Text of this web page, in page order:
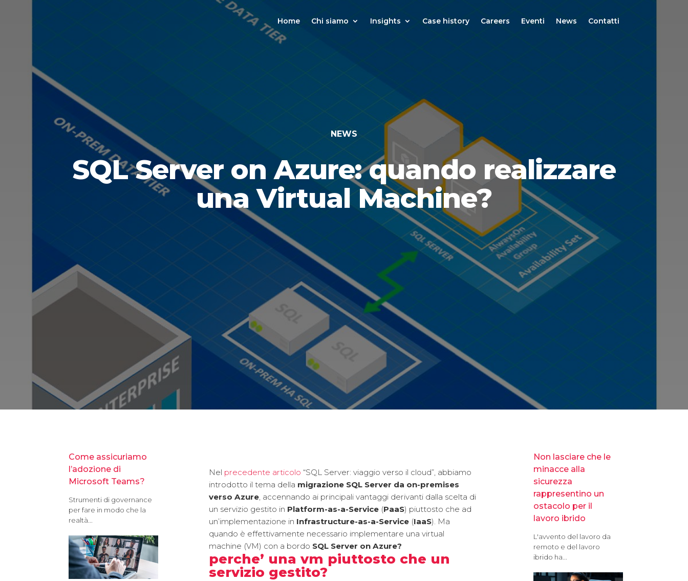
Home Chi siamo Insights Case history Careers Eventi News Contatti
NEWS
SQL Server on Azure: quando realizzare
una Virtual Machine?
Come assicuriamo
l’adozione di
Microsoft Teams?
Strumenti di governance
per fare in modo che la
realtà...
Nel precedente articolo “SQL Server: viaggio verso il cloud”, abbiamo
introdotto il tema della migrazione SQL Server da on-premises
verso Azure , accennando ai principali vantaggi derivanti dalla scelta di
un servizio gestito in Platform-as-a-Service (PaaS) piuttosto che ad
un’implementazione in Infrastructure-as-a-Service (IaaS). Ma
quando è effettivamente necessario implementare una virtual
machine (VM) con a bordo SQL Server on Azure?
perche’ una vm piuttosto che un
servizio gestito?
Non lasciare che le
minacce alla
sicurezza
rappresentino un
ostacolo per il
lavoro ibrido
L'avvento del lavoro da
remoto e del lavoro
ibrido ha...